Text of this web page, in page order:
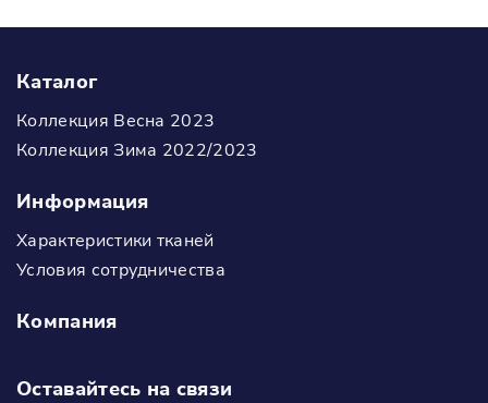
Каталог
Коллекция Весна 2023
Коллекция Зима 2022/2023
Информация
Характеристики тканей
Условия сотрудничества
Компания
Оставайтесь на связи